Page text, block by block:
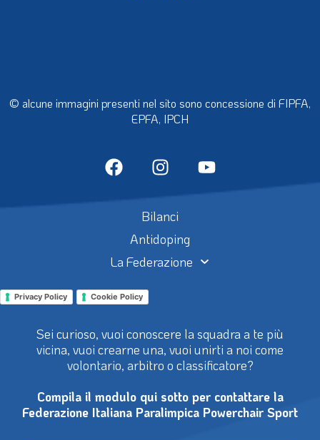
© alcune immagini presenti nel sito sono concessione di FIPFA,
EPFA, IPCH
Bilanci
Antidoping
La Federazione
Privacy Policy Cookie Policy
Sei curioso, vuoi conoscere la squadra a te più
vicina, vuoi crearne una, vuoi unirti a noi come
volontario, arbitro o classificatore?
Compila il modulo qui sotto per contattare la
Federazione Italiana Paralimpica Powerchair Sport